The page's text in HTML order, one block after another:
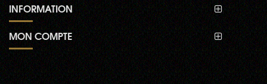
INFORMATION
MON COMPTE